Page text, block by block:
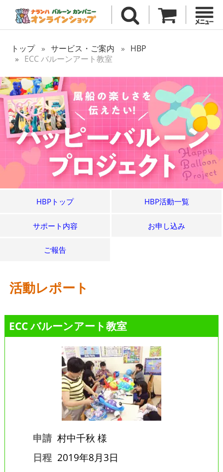
トップ サービス・ご案内
HBP
ECC バルーンアート教室
HBPトップ HBP活動一覧
サポート内容 お申し込み
ご報告
活動レポート
ECC バルーンアート教室
申請 村中千秋 様
日程 2019年8月3日